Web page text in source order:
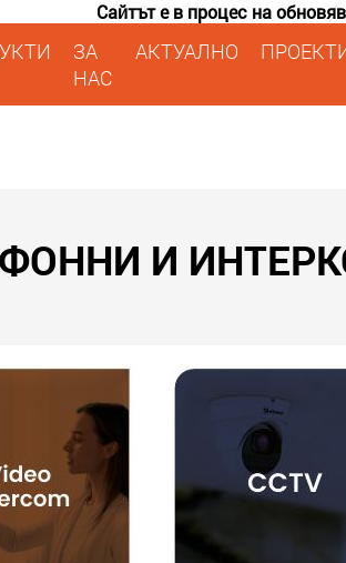
Сайтът е в процес на
ЗА
НАС
АКТУАЛНО
И